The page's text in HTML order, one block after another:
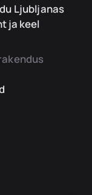
Ljubljanas
ja keel